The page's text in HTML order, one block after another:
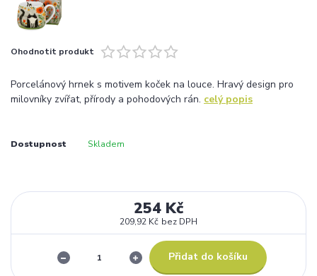
Ohodnotit produkt
Porcelánový hrnek s motivem koček na louce. Hravý design pro
milovníky zvířat, přírody a pohodových rán. celý popis
Dostupnost Skladem
254 Kč
209,92 Kč bez DPH
Přidat do košíku